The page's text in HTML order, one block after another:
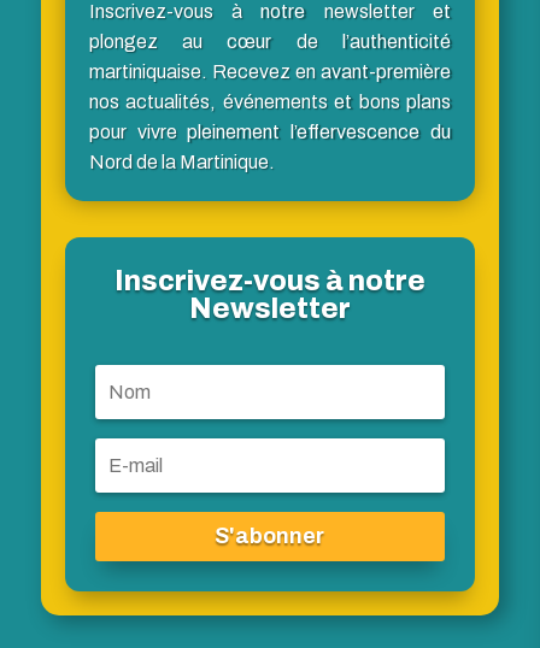
Inscrivez-vous à notre newsletter et
plongez au cœur de l’authenticité
martiniquaise. Recevez en avant-première
nos actualités, événements et bons plans
pour vivre pleinement l’effervescence du
Nord de la Martinique.
Inscrivez-vous à notre
Newsletter
S'abonner